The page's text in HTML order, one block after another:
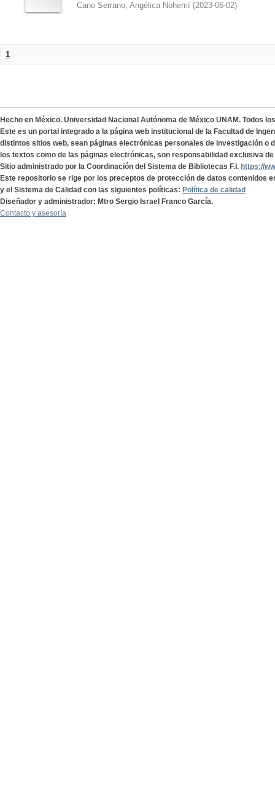
Cano Serrano, Angélica Nohemí (2023-06-02)
1
Hecho en México. Universidad Nacional Autónoma de México UNAM. Todos
Este es un portal integrado a la página web institucional de la Facultad de
distintos sitios web, sean páginas electrónicas personales de investigación o
los textos como de las páginas electrónicas, son responsabilidad exclusiva
Sitio administrado por la Coordinación del Sistema de Bibliotecas F.I. https://
Este repositorio se rige por los preceptos de protección de datos contenidos
y el Sistema de Calidad con las siguientes políticas: Política de calidad
Diseñador y administrador: Mtro Sergio Israel Franco García.
Contacto y asesoría